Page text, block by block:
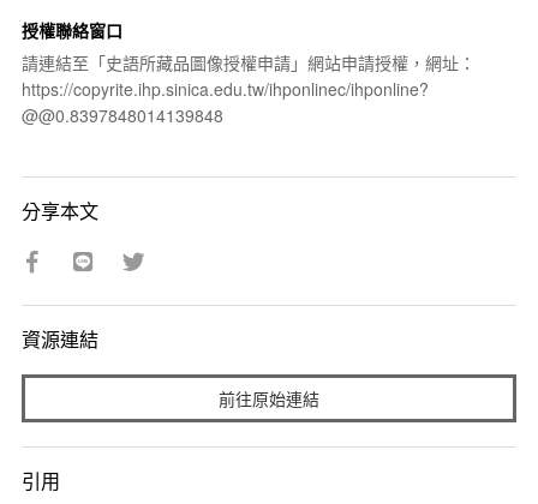
授權聯絡窗口
請連結至「史語所藏品圖像授權申請」網站申請授權，網址：
https://copyrite.ihp.sinica.edu.tw/ihponlinec/ihponline?
@@0.8397848014139848
分享本文
資源連結
前往原始連結
引用